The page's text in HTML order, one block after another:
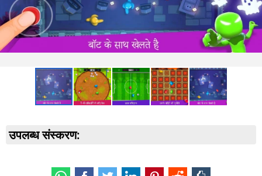
उपलब्ध संस्करण: